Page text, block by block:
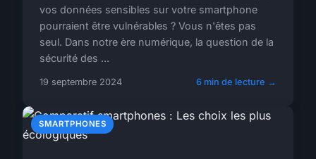
vos données sensibles sur votre smartphone
pourraient être vulnérables ? Vous n'êtes pas
seul. Dans notre ère numérique, la question de la
sécurité des ...
19 septembre 2024 6 min de lecture →
SMARTPHONES